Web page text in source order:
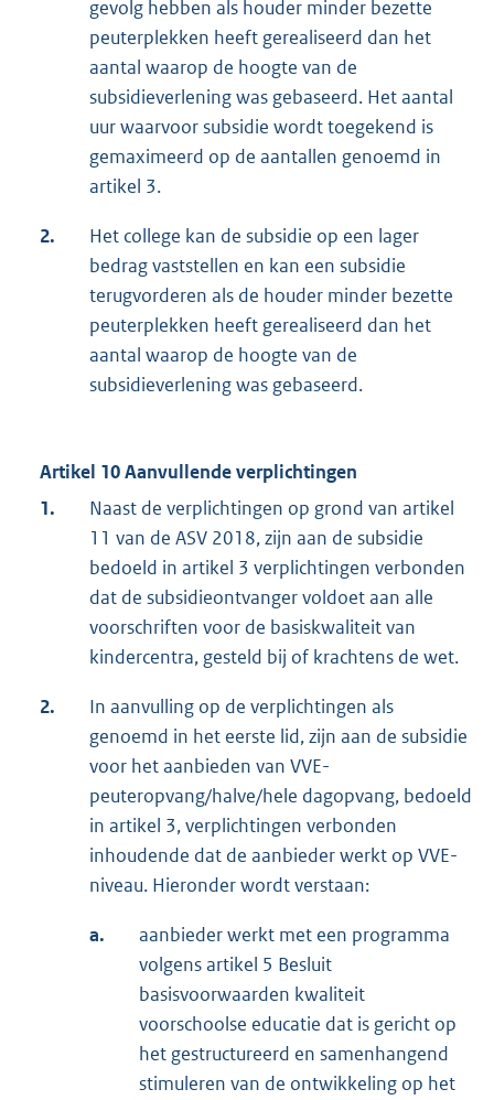
gevolg hebben als houder minder bezette
peuterplekken heeft gerealiseerd dan het
aantal waarop de hoogte van de
subsidieverlening was gebaseerd. Het aantal
uur waarvoor subsidie wordt toegekend is
gemaximeerd op de aantallen genoemd in
artikel 3.
2.
Het college kan de subsidie op een lager
bedrag vaststellen en kan een subsidie
terugvorderen als de houder minder bezette
peuterplekken heeft gerealiseerd dan het
aantal waarop de hoogte van de
subsidieverlening was gebaseerd.
Artikel 10 Aanvullende verplichtingen
1.
Naast de verplichtingen op grond van artikel
11 van de ASV 2018, zijn aan de subsidie
bedoeld in artikel 3 verplichtingen verbonden
dat de subsidieontvanger voldoet aan alle
voorschriften voor de basiskwaliteit van
kindercentra, gesteld bij of krachtens de wet.
2.
In aanvulling op de verplichtingen als
genoemd in het eerste lid, zijn aan de subsidie
voor het aanbieden van VVE-
peuteropvang/halve/hele dagopvang, bedoeld
in artikel 3, verplichtingen verbonden
inhoudende dat de aanbieder werkt op VVE-
niveau. Hieronder wordt verstaan:
a.
aanbieder werkt met een programma
volgens artikel 5 Besluit
basisvoorwaarden kwaliteit
voorschoolse educatie dat is gericht op
het gestructureerd en samenhangend
stimuleren van de ontwikkeling op het